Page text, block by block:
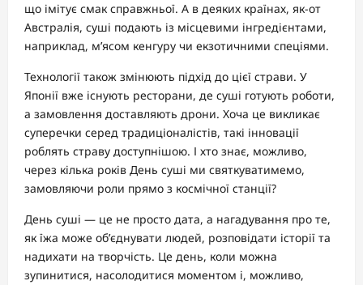
що імітує смак справжньої. А в деяких країнах, як-от
Австралія, суші подають із місцевими інгредієнтами,
наприклад, м’ясом кенгуру чи екзотичними спеціями.
Технології також змінюють підхід до цієї страви. У
Японії вже існують ресторани, де суші готують роботи,
а замовлення доставляють дрони. Хоча це викликає
суперечки серед традиціоналістів, такі інновації
роблять страву доступнішою. І хто знає, можливо,
через кілька років День суші ми святкуватимемо,
замовляючи роли прямо з космічної станції?
День суші — це не просто дата, а нагадування про те,
як їжа може об’єднувати людей, розповідати історії та
надихати на творчість. Це день, коли можна
зупинитися, насолодитися моментом і, можливо,